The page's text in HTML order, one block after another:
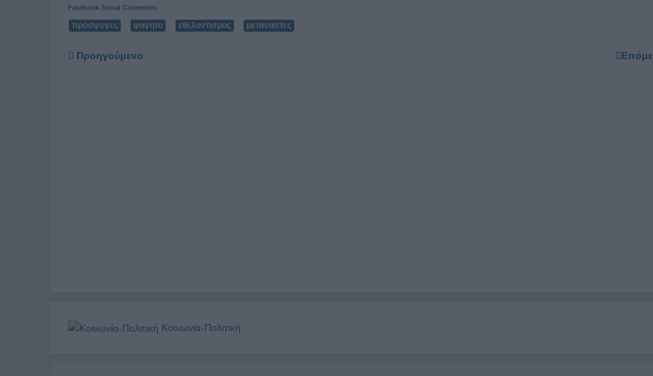
Facebook Social Comments
πρόσφυγες φαγητο εθελοντισμος μεταναστες
Προηγούμενο
Κοινωνία-Πολιτική